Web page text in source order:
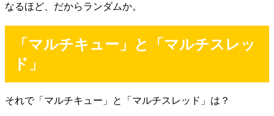
なるほど、だからランダムか。
「マルチキュー」と「マルチスレッ
ド」
それで「マルチキュー」と「マルチスレッド」は？